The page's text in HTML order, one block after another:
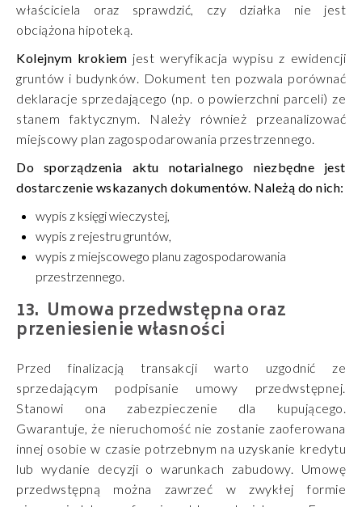
właściciela oraz sprawdzić, czy działka nie jest
obciążona hipoteką.
Kolejnym krokiem jest weryfikacja wypisu z ewidencji
gruntów i budynków. Dokument ten pozwala porównać
deklaracje sprzedającego (np. o powierzchni parceli) ze
stanem faktycznym. Należy również przeanalizować
miejscowy plan zagospodarowania przestrzennego.
Do sporządzenia aktu notarialnego niezbędne jest
dostarczenie wskazanych dokumentów. Należą do nich:
wypis z księgi wieczystej,
wypis z rejestru gruntów,
wypis z miejscowego planu zagospodarowania
przestrzennego.
Umowa przedwstępna oraz
przeniesienie własności
Przed finalizacją transakcji warto uzgodnić ze
sprzedającym podpisanie umowy przedwstępnej.
Stanowi ona zabezpieczenie dla kupującego.
Gwarantuje, że nieruchomość nie zostanie zaoferowana
innej osobie w czasie potrzebnym na uzyskanie kredytu
lub wydanie decyzji o warunkach zabudowy. Umowę
przedwstępną można zawrzeć w zwykłej formie